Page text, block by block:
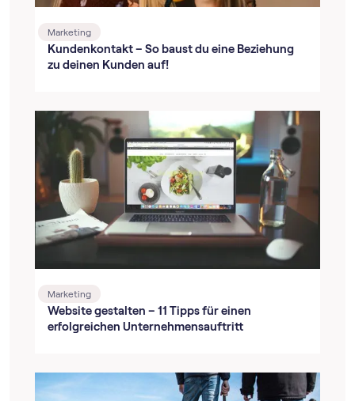
Marketing
Kundenkontakt – So baust du eine Beziehung
zu deinen Kunden auf!
Marketing
Website gestalten – 11 Tipps für einen
erfolgreichen Unternehmensauftritt